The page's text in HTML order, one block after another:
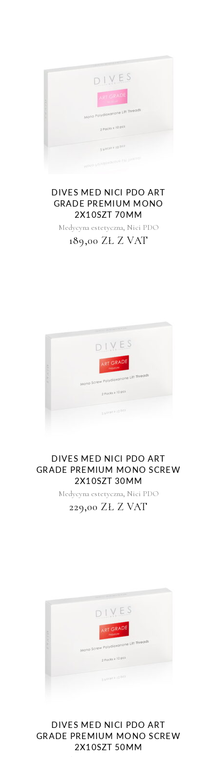
DIVES MED NICI PDO ART
GRADE PREMIUM MONO
2X10SZT 70MM
Medycyna estetyczna, Nici PDO
189,00 ZŁ Z VAT
DIVES MED NICI PDO ART
GRADE PREMIUM MONO SCREW
2X10SZT 30MM
Medycyna estetyczna, Nici PDO
229,00 ZŁ Z VAT
DIVES MED NICI PDO ART
GRADE PREMIUM MONO SCREW
2X10SZT 50MM